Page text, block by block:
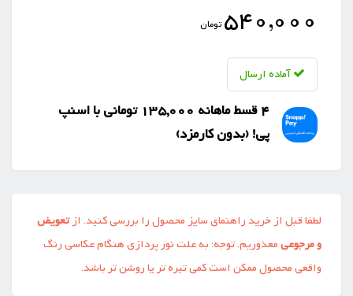
540,000 تومان
آماده ارسال
4 قسط ماهانه 135,000 تومانی با اسنپ
‌پی! (بدون کارمزد)
لطفا قبل از خرید راهنمای سایز محصول را بررسی کنید. از تعویض
و مرجوعیمعذوریم. توجه: به علت نور پردازی هنگام عکاسی رنگ
واقعی محصول ممکن است کمی تیره تر یا روشن تر باشد.